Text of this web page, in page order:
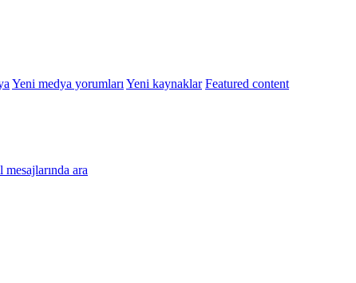
Yeni medya yorumları Yeni kaynaklar Featured content
mesajlarında ara